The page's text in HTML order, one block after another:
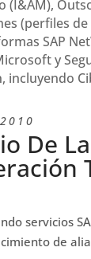
(I&AM),
(perfiles
SAP
y
incluyendo
De La
servicios
de